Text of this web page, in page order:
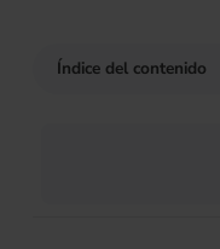
Índice del contenido